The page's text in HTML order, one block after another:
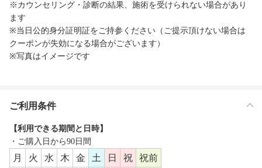
※カウンセリング・診断の結果、施術を受けられない場合があり
ます
※当日公的身分証明証をご持参ください（ご提示頂けない場合は
クーポンが失効になる場合がございます）
※写真はイメージです
ご利用条件
【利用できる期間と日時】
・ご購入日から90日間
月 火 水 木 金 土 日 祝 祝前